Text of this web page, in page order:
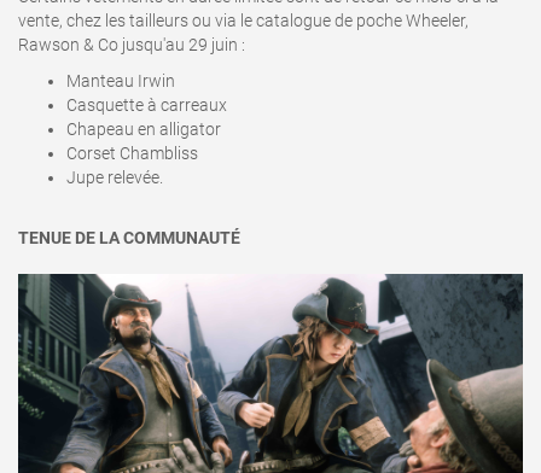
vente, chez les tailleurs ou via le catalogue de poche Wheeler,
Rawson & Co jusqu'au 29 juin :
Manteau Irwin
Casquette à carreaux
Chapeau en alligator
Corset Chambliss
Jupe relevée.
TENUE DE LA COMMUNAUTÉ